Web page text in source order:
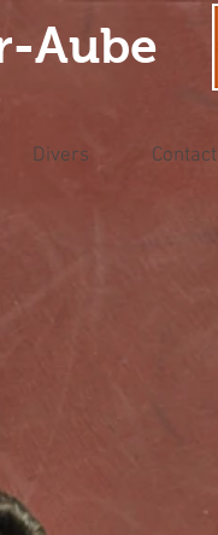
Aube
Divers Contact